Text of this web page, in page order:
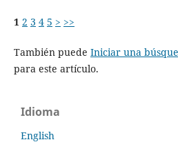
1 2 3 4 5 > >>
También puede Iniciar una
para este artículo.
Idioma
English